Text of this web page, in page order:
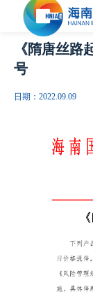
《隋唐丝路
号
日期：2022.09.09